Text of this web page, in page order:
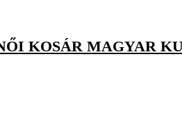
KOSÁR MAGYAR